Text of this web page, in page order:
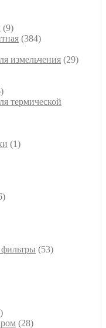
99
товаров
384384
измельчения 2929
6
товаров
термической
11
6
5353
46
товаров
2828